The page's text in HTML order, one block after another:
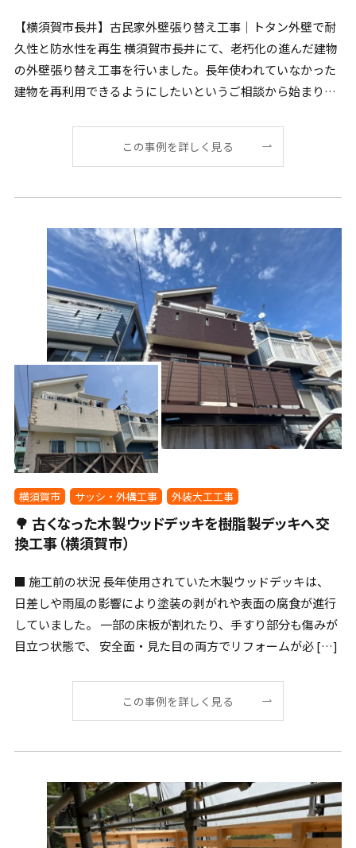
【横須賀市長井】古民家外壁張り替え工事｜トタン外壁で耐
久性と防水性を再生 横須賀市長井にて、老朽化の進んだ建物
の外壁張り替え工事を行いました。長年使われていなかった
建物を再利用できるようにしたいというご相談から始まり、
この事例を詳しく見る
横須賀市 サッシ・外構工事 外装大工工事
🌳 古くなった木製ウッドデッキを樹脂製デッキへ交
換工事（横須賀市）
■ 施工前の状況 長年使用されていた木製ウッドデッキは、
日差しや雨風の影響により塗装の剥がれや表面の腐食が進行
していました。 一部の床板が割れたり、手すり部分も傷みが
目立つ状態で、 安全面・見た目の両方でリフォームが必 […]
この事例を詳しく見る